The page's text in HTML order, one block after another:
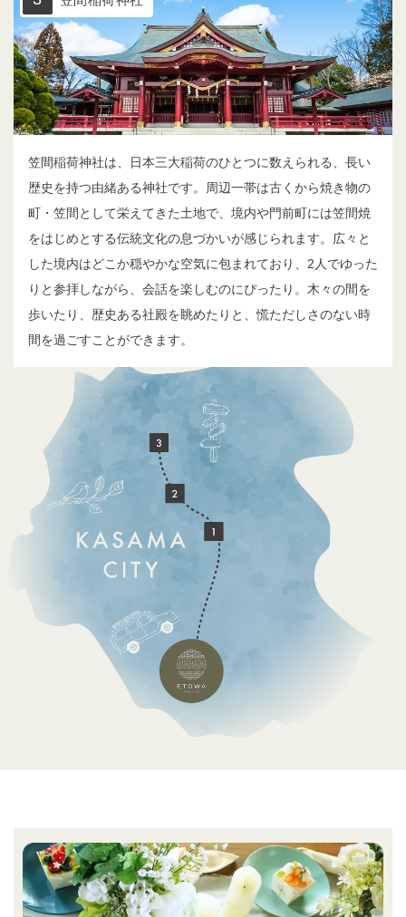
笠間稲荷神社は、日本三大稲荷のひとつに数えられる、長い
歴史を持つ由緒ある神社です。周辺一帯は古くから焼き物の
町・笠間として栄えてきた土地で、境内や門前町には笠間焼
をはじめとする伝統文化の息づかいが感じられます。広々と
した境内はどこか穏やかな空気に包まれており、2人でゆった
りと参拝しながら、会話を楽しむのにぴったり。木々の間を
歩いたり、歴史ある社殿を眺めたりと、慌ただしさのない時
間を過ごすことができます。